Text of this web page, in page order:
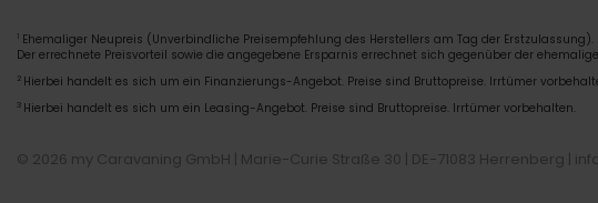
1 Ehemaliger Neupreis (Unverbindliche Preisempfehlung des Herstellers am Tag der Erstzulassung).
Der errechnete Preisvorteil sowie die angegebene Ersparnis errechnet sich gegenüber der
2 Hierbei handelt es sich um ein Finanzierungs-Angebot. Preise sind Bruttopreise. Irrtümer
3 Hierbei handelt es sich um ein Leasing-Angebot. Preise sind Bruttopreise. Irrtümer vorbehalten.
© 2026 my Caravaning GmbH | Marie-Curie Straße 30 | DE-71083 Herrenberg |